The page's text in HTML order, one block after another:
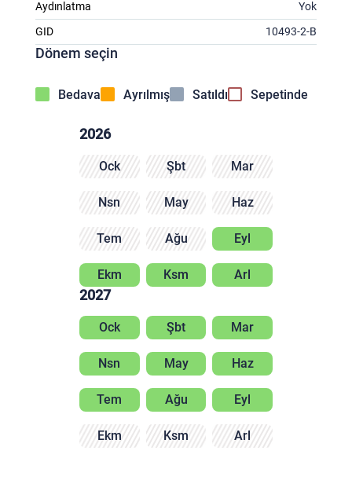
Aydınlatma
Yok
GID
10493-2-B
Dönem seçin
Bedava Ayrılmış Satıldı Sepetinde
2026
Ock Şbt Mar
Nsn May Haz
Tem Ağu Eyl
Ekm Ksm Arl
2027
Ock Şbt Mar
Nsn May Haz
Tem Ağu Eyl
Ekm Ksm Arl